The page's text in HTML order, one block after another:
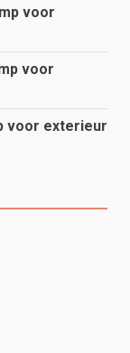
voor
voor
voor exterieur